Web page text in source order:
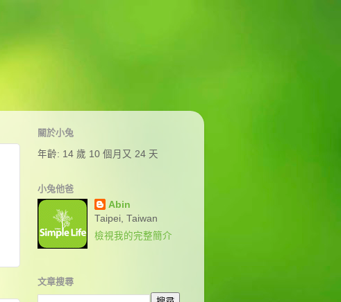
關於小兔
年齡: 14 歲 10 個月又 24 天
小兔他爸
Abin
Taipei, Taiwan
檢視我的完整簡介
文章搜尋